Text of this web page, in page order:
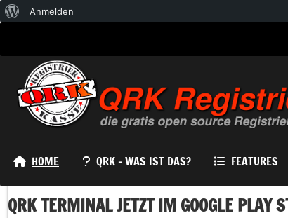
HOME QRK – WAS IST DAS? FEATURES
QRK TERMINAL JETZT IM GOOGLE PLAY
Über
Anmelden